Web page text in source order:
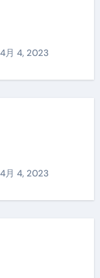
4月 4, 2023
4月 4, 2023